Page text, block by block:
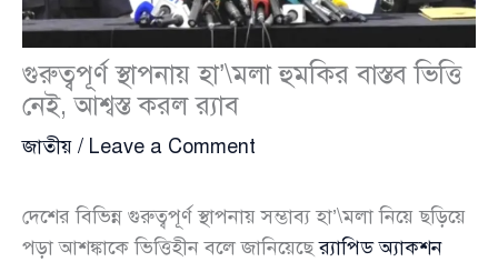
গুরুত্বপূর্ণ স্থাপনায় হা’\মলা হুমকির বাস্তব ভিত্তি
নেই, আশ্বস্ত করল র‍্যাব
জাতীয় / Leave a Comment
দেশের বিভিন্ন গুরুত্বপূর্ণ স্থাপনায় সম্ভাব্য হা’\মলা নিয়ে ছড়িয়ে
পড়া আশঙ্কাকে ভিত্তিহীন বলে জানিয়েছের‍্যাপিড অ্যাকশন